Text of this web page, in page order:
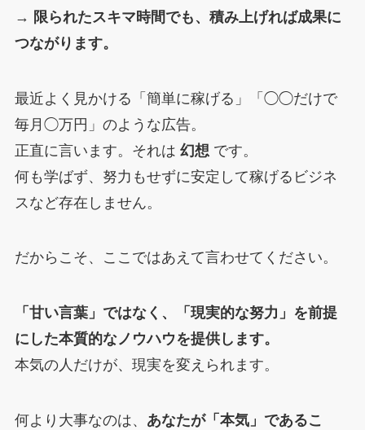
→ 限られたスキマ時間でも、積み上げれば成果に
つながります。
最近よく見かける「簡単に稼げる」「◯◯だけで
毎月◯万円」のような広告。
正直に言います。それは 幻想 です。
何も学ばず、努力もせずに安定して稼げるビジネ
スなど存在しません。
だからこそ、ここではあえて言わせてください。
「甘い言葉」ではなく、「現実的な努力」を前提
にした本質的なノウハウを提供します。
本気の人だけが、現実を変えられます。
何より大事なのは、 あなたが「本気」であるこ